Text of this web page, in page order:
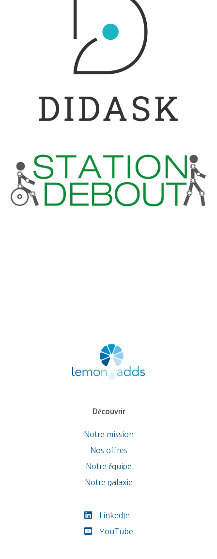
Découvrir
Notre mission
Nos offres
Notre équipe
Notre galaxie
LinkedIn
YouTube